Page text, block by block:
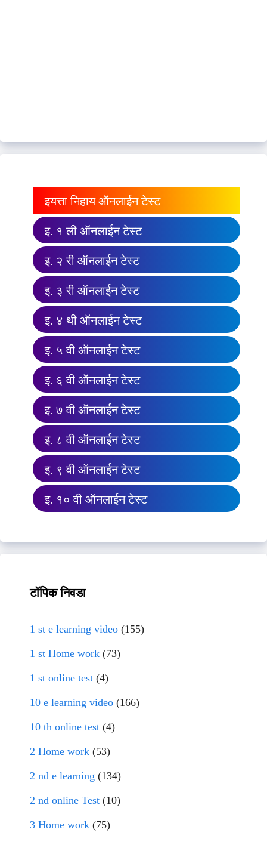
इयत्ता निहाय ऑनलाईन टेस्ट
इ. १ ली ऑनलाईन टेस्ट
इ. २ री ऑनलाईन टेस्ट
इ. ३ री ऑनलाईन टेस्ट
इ. ४ थी ऑनलाईन टेस्ट
इ. ५ वी ऑनलाईन टेस्ट
इ. ६ वी ऑनलाईन टेस्ट
इ. ७ वी ऑनलाईन टेस्ट
इ. ८ वी ऑनलाईन टेस्ट
इ. ९ वी ऑनलाईन टेस्ट
इ. १० वी ऑनलाईन टेस्ट
टॉपिक निवडा
1 st e learning video (155)
1 st Home work (73)
1 st online test (4)
10 e learning video (166)
10 th online test (4)
2 Home work (53)
2 nd e learning (134)
2 nd online Test (10)
3 Home work (75)